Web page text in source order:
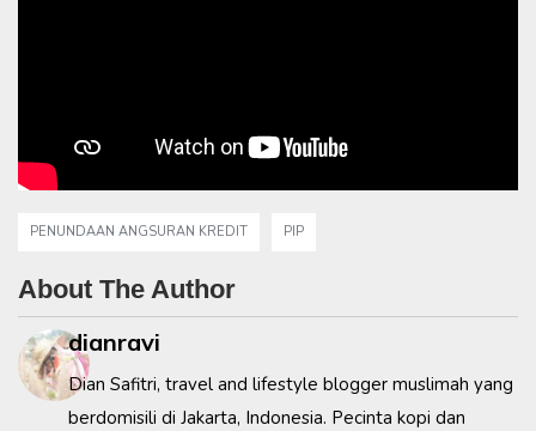
PENUNDAAN ANGSURAN KREDIT PIP
About The Author
dianravi
Dian Safitri, travel and lifestyle blogger muslimah yang
berdomisili di Jakarta, Indonesia. Pecinta kopi dan